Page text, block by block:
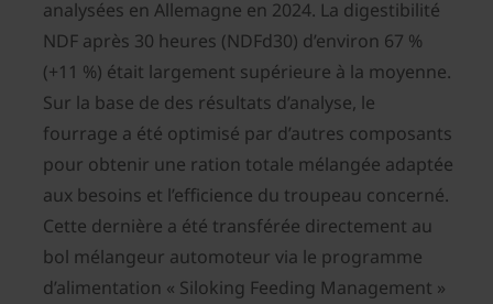
analysées en Allemagne en 2024. La digestibilité
NDF après 30 heures (NDFd30) d’environ 67 %
(+11 %) était largement supérieure à la moyenne.
Sur la base de des résultats d’analyse, le
fourrage a été optimisé par d’autres composants
pour obtenir une ration totale mélangée adaptée
aux besoins et l’efficience du troupeau concerné.
Cette dernière a été transférée directement au
bol mélangeur automoteur via le programme
d’alimentation « Siloking Feeding Management »